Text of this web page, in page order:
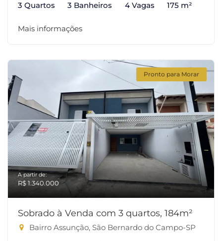
3 Quartos 3 Banheiros 4 Vagas 175 m²
Mais informações
Pronto para Morar
A partir de:
R$ 1.340.000
Sobrado à Venda com 3 quartos, 184m²
Bairro Assunção, São Bernardo do Campo-SP